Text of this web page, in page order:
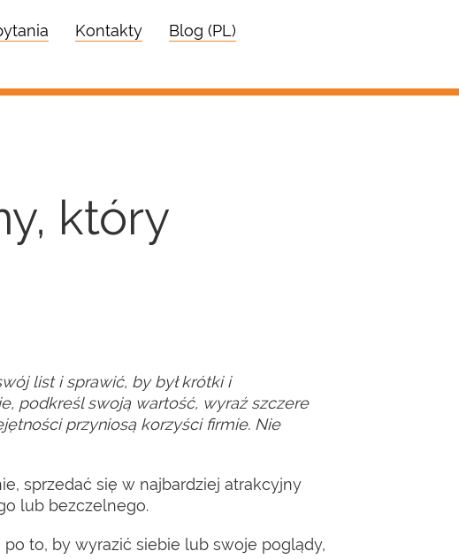
Kontakty
Blog (PL)
który
list i sprawić, by był krótki i
podkreśl swoją wartość, wyraź szczere
przyniosą korzyści firmie. Nie
sprzedać się w najbardziej atrakcyjny
lub bezczelnego.
to, by wyrazić siebie lub swoje poglądy,